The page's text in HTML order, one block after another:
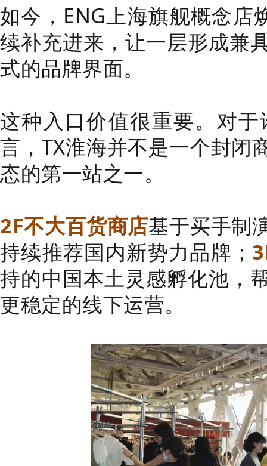
如今，ENG上海旗舰概念店
续补充进来，让一层形成兼
式的品牌界面。
这种入口价值很重要。对
言，TX淮海并不是一个封闭
态的第一站之一。
2F不大百货商店基于买手制
持续推荐国内新势力品牌；
持的中国本土灵感孵化池，
更稳定的线下运营。